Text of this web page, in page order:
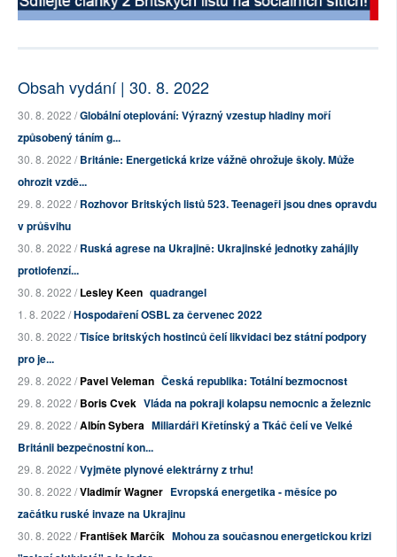
Obsah vydání | 30. 8. 2022
30. 8. 2022 /Globální oteplování: Výrazný vzestup hladiny moří
způsobený táním g...
30. 8. 2022 /Británie: Energetická krize vážně ohrožuje školy. Může
ohrozit vzdě...
29. 8. 2022 /Rozhovor Britských listů 523. Teenageři jsou dnes opravdu
v průšvihu
30. 8. 2022 /Ruská agrese na Ukrajině: Ukrajinské jednotky zahájily
protiofenzí...
30. 8. 2022 /Lesley Keen quadrangel
1. 8. 2022 /Hospodaření OSBL za červenec 2022
30. 8. 2022 /Tisíce britských hostinců čelí likvidaci bez státní podpory
pro je...
29. 8. 2022 /Pavel Veleman Česká republika: Totální bezmocnost
29. 8. 2022 /Boris Cvek Vláda na pokraji kolapsu nemocnic a železnic
29. 8. 2022 /Albín Sybera Miliardáři Křetínský a Tkáč čelí ve Velké
Británii bezpečnostní kon...
29. 8. 2022 /Vyjměte plynové elektrárny z trhu!
30. 8. 2022 /Vladimír Wagner Evropská energetika - měsíce po
začátku ruské invaze na Ukrajinu
30. 8. 2022 /František Marčík Mohou za současnou energetickou krizi